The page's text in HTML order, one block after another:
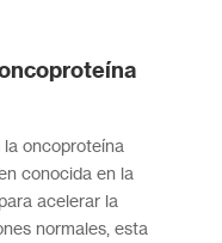
oncoproteína
conocida en la
acelerar la
normales, esta